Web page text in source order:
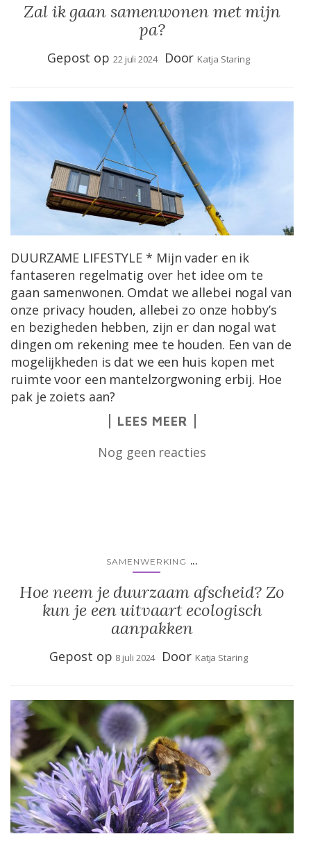
Zal ik gaan samenwonen met mijn
pa?
Gepost op 22 juli 2024 Door Katja Staring
DUURZAME LIFESTYLE * Mijn vader en ik
fantaseren regelmatig over het idee om te
gaan samenwonen. Omdat we allebei nogal van
onze privacy houden, allebei zo onze hobby’s
en bezigheden hebben, zijn er dan nogal wat
dingen om rekening mee te houden. Een van de
mogelijkheden is dat we een huis kopen met
ruimte voor een mantelzorgwoning erbij. Hoe
pak je zoiets aan?
LEES MEER
Nog geen reacties
SAMENWERKING ...
Hoe neem je duurzaam afscheid? Zo
kun je een uitvaart ecologisch
aanpakken
Gepost op 8 juli 2024 Door Katja Staring